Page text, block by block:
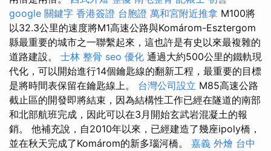
google 關鍵字 香港簽證 台胞證 萬和宮附近推拿 M100將
以32.3公里的速度將M1高速公路與Komárom-Esztergom
縣最重要的城市之一聯繫起來，這也許是有史以來最複雜的
道路建設。 士林 整骨 seo 優化 通過大約500公里的鐵軌現
代化，可以開始進行14個鑰匙線的翻新工程，最重要的目標
是將時間表保留在鑰匙線上。 台灣公司設立 M85高速公路
截止區的開發即將結束，因為結構性工作已經在隧道的南部
和北部航班完成，因此可以在3月開始玄武岩混凝土的報
銷。 他補充說，自2010年以來，已經建造了幾座ipoly橋，
並在秋天完成了Komárom的新多瑙河橋。 嘉義 外燴 台中